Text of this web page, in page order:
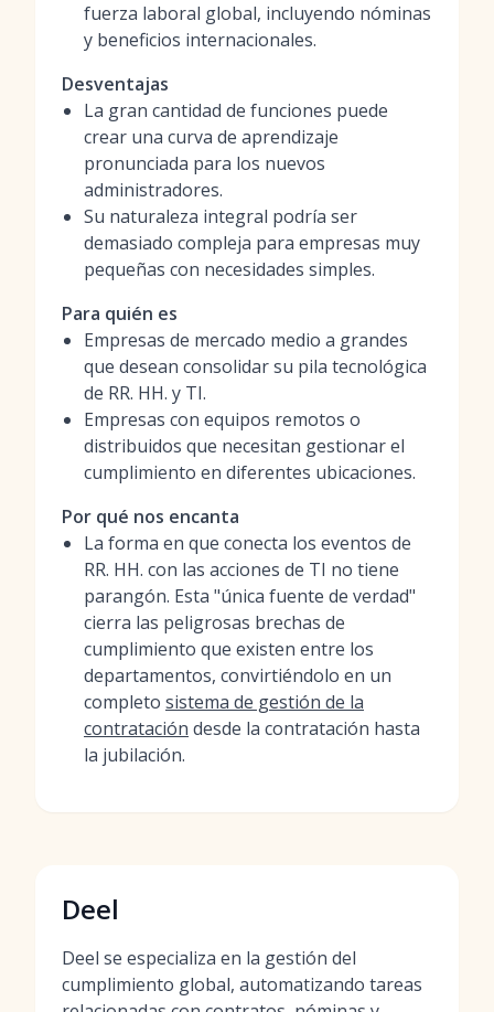
fuerza laboral global, incluyendo nóminas
y beneficios internacionales.
Desventajas
La gran cantidad de funciones puede
crear una curva de aprendizaje
pronunciada para los nuevos
administradores.
Su naturaleza integral podría ser
demasiado compleja para empresas muy
pequeñas con necesidades simples.
Para quién es
Empresas de mercado medio a grandes
que desean consolidar su pila tecnológica
de RR. HH. y TI.
Empresas con equipos remotos o
distribuidos que necesitan gestionar el
cumplimiento en diferentes ubicaciones.
Por qué nos encanta
La forma en que conecta los eventos de
RR. HH. con las acciones de TI no tiene
parangón. Esta "única fuente de verdad"
cierra las peligrosas brechas de
cumplimiento que existen entre los
departamentos, convirtiéndolo en un
completo sistema de gestión de la
contratación desde la contratación hasta
la jubilación.
Deel
Deel se especializa en la gestión del
cumplimiento global, automatizando tareas